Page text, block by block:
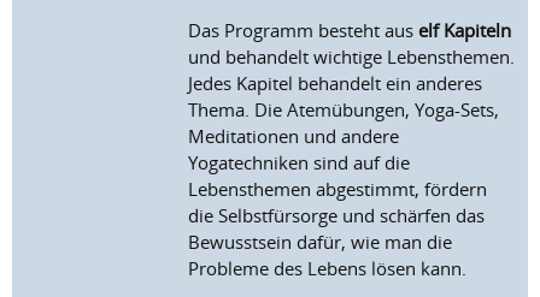
Das Programm besteht auself Kapiteln
und behandelt wichtige Lebensthemen.
Jedes Kapitel behandelt ein anderes
Thema. Die Atemübungen, Yoga-Sets,
Meditationen und andere
Yogatechniken sind auf die
Lebensthemen abgestimmt, fördern
die Selbstfürsorge und schärfen das
Bewusstsein dafür, wie man die
Probleme des Lebens lösen kann.